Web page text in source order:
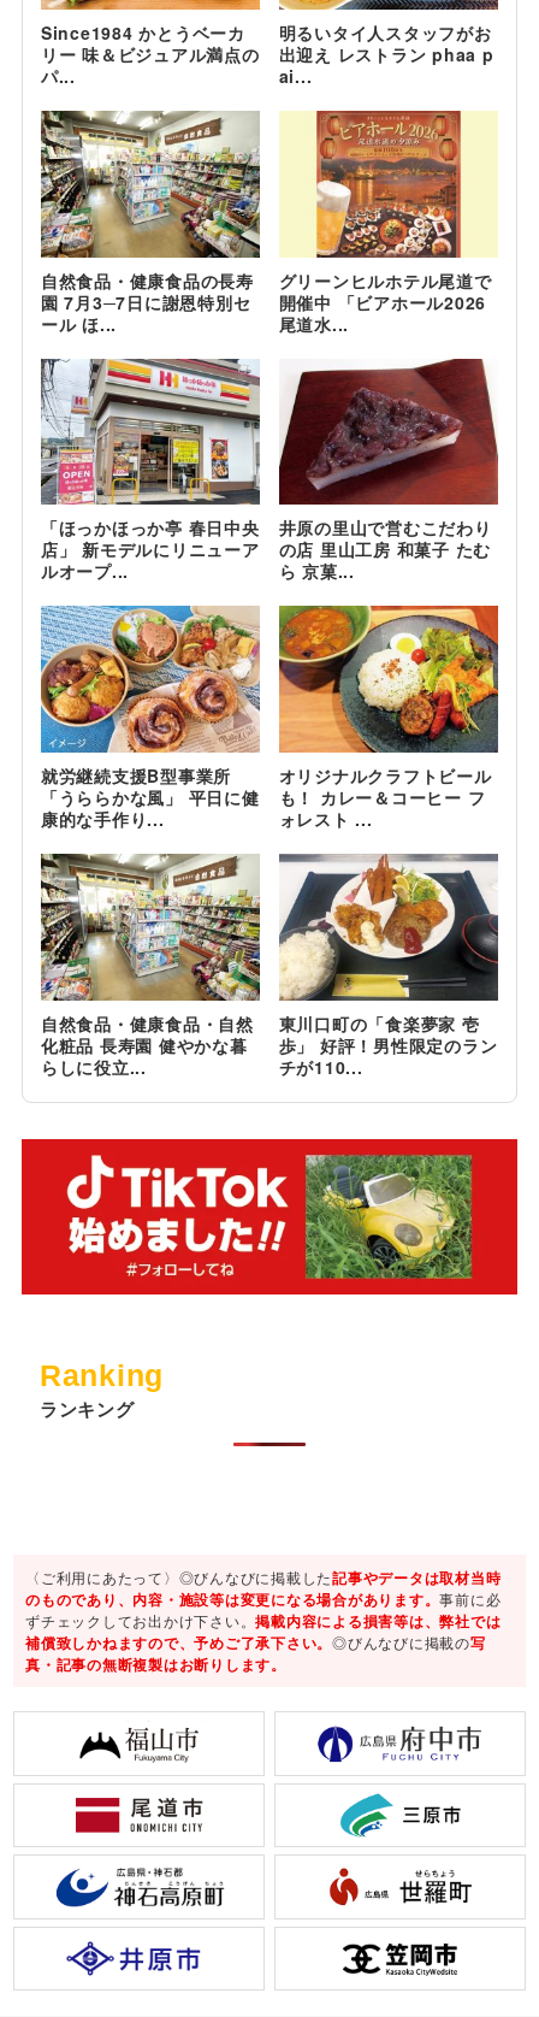
Since1984 かとうベーカ
リー 味＆ビジュアル満点の
パ...
明るいタイ人スタッフがお
出迎え レストラン phaa p
ai...
自然食品・健康食品の長寿
園 7月3─7日に謝恩特別セ
ール ほ...
グリーンヒルホテル尾道で
開催中 「ビアホール2026
尾道水...
「ほっかほっか亭 春日中央
店」 新モデルにリニューア
ルオープ...
井原の里山で営むこだわり
の店 里山工房 和菓子 たむ
ら 京菓...
就労継続支援B型事業所
「うららかな風」 平日に健
康的な手作り...
オリジナルクラフトビール
も！ カレー＆コーヒー フ
ォレスト ...
自然食品・健康食品・自然
化粧品 長寿園 健やかな暮
らしに役立...
東川口町の「食楽夢家 壱
歩」 好評！男性限定のラン
チが110...
Ranking
ランキング
〈ご利用にあたって〉◎びんなびに掲載した記事やデータは取材当時
のものであり、内容・施設等は変更になる場合があります。事前に必
ずチェックしてお出かけ下さい。掲載内容による損害等は、弊社では
補償致しかねますので、予めご了承下さい。◎びんなびに掲載の写
真・記事の無断複製はお断りします。